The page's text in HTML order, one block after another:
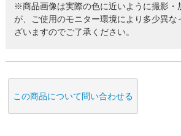
※商品画像は実際の色に近いように撮影・
が、ご使用のモニター環境により多少異な
ざいますのでご了承ください。
この商品について問い合わせる